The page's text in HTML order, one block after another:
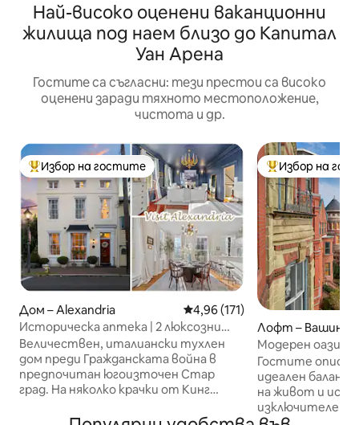
Най-високо оценени ваканционни
жилища под наем близо до Капитал
Уан Арена
Гостите са съгласни: тези престои са високо
оценени заради тяхното местоположение,
чистота и др.
Най-популярен избор на гостите
Избор на гостите
Дом – Alexandria Средна оценка: 4,96 от 5,
4,96 (171)
Историческа аптека | 2 люксозни
апартамента | Стария град
Величествен, италиански тухлен
дом преди Гражданската война в
предпочитан югоизточен Стар
град. На няколко крачки от Кинг
местоположението е непобедимо!
Най-популярен
Избор на
Лофт –
Модерен оазис с
дърветата на
Съркъл
Гостите
идеален баланс
на живот и
изключителен,